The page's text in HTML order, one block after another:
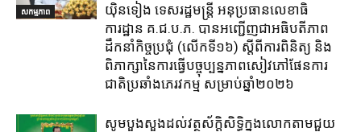
សកម្មភាព
យ៉ិនទៀង ទេសរដ្ឋមន្ត្រី អនុប្រធានលេខាធិ
ការដ្ឋាន គ.ជ.ប.ភ. បានអញ្ជើញជាអធិបតីភាព
ដឹកនាំកិច្ចប្រជុំ (លេីកទី១៦) ស្តីពីការពិនិត្យ​ និង
ពិភាក្សានៃការធ្វេីបច្ចុប្បន្នភាពសៀវភៅផែនការ
ជាតិប្រឆាំងភេរវកម្ម​ សម្រាប់ឆ្នាំ២០២៦​
សូមបួងសួងដល់វត្ថុស័ក្តិសិទ្ធិក្នុងលោកតាមជួយ